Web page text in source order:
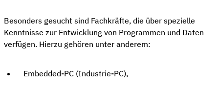
Besonders gesucht sind Fachkräfte, die über spezielle
Kenntnisse zur Entwicklung von Programmen und Daten
verfügen. Hierzu gehören unter anderem:
Embedded-PC (Industrie-PC),